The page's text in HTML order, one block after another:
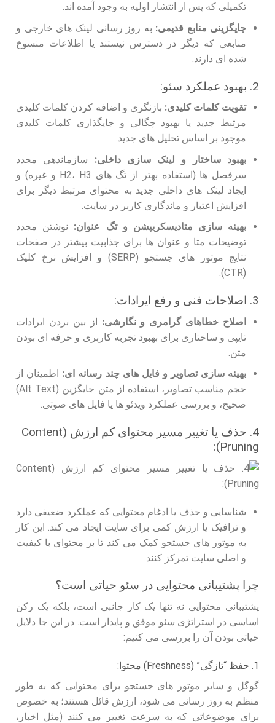
تکمیلی که پس از انتشار اولیه به وجود آمده اند.
جایگزینی منابع قدیمی: به روز رسانی لینک های خارجی و
منابعی که دیگر در دسترس نیستند یا اطلاعات منسوخ
شده ای دارند.
2. بهبود عملکرد سئو:
تقویت کلمات کلیدی: بازنگری و اضافه کردن کلمات کلیدی
مرتبط جدید یا بهبود چگالی و جایگذاری کلمات کلیدی
موجود بر اساس تحلیل های جدید.
بهبود ساختار و لینک سازی داخلی: سازماندهی مجدد
سرفصل‌ ها (استفاده بهتر از تگ های H2، H3 و غیره) و
ایجاد لینک های داخلی جدید به محتوای مرتبط دیگر برای
افزایش اعتبار و ماندگاری کاربر در سایت.
بهینه سازی متادیسکریپشن و تگ عنوان: نوشتن مجدد
توضیحات متا و عنوان ها برای جذابیت بیشتر در صفحات
نتایج موتور های جستجو (SERP) و افزایش نرخ کلیک
(CTR).
3. اصلاحات فنی و رفع ایرادات:
اصلاح خطاهای گرامری و نگارشی: از بین بردن ایرادات
تایپی و ساختاری برای بهبود تجربه کاربری و حرفه ای بودن
متن.
بهینه سازی تصاویر و فایل های چند رسانه ای: اطمینان از
حجم مناسب تصاویر، استفاده از متن جایگزین (Alt Text)
صحیح، و بررسی عملکرد ویدئو ها یا فایل های صوتی.
4. حذف یا تغییر مسیر محتوای کم ارزش (Content
Pruning):
شناسایی و حذف یا ادغام محتوایی که عملکرد ضعیفی دارد
و ترافیک یا ارزش کمی برای سایت ایجاد می کند. این کار
به موتور های جستجو کمک می کند تا بر محتوای با کیفیت
و اصلی سایت تمرکز کنند.
چرا پشتیبانی محتوایی در سئو حیاتی است؟
پشتیبانی محتوایی نه تنها یک کار جانبی است، بلکه یک رکن
اساسی در استراتژی سئو موفق و پایدار است. در این جا دلایل
حیاتی بودن آن را بررسی می کنیم:
1. حفظ “تازگی” (Freshness) محتوا:
گوگل و سایر موتور های جستجو برای محتوایی که به طور
منظم به روز رسانی می شود، ارزش قائل هستند؛ به خصوص
برای موضوعاتی که به سرعت تغییر می کنند (مثل اخبار،